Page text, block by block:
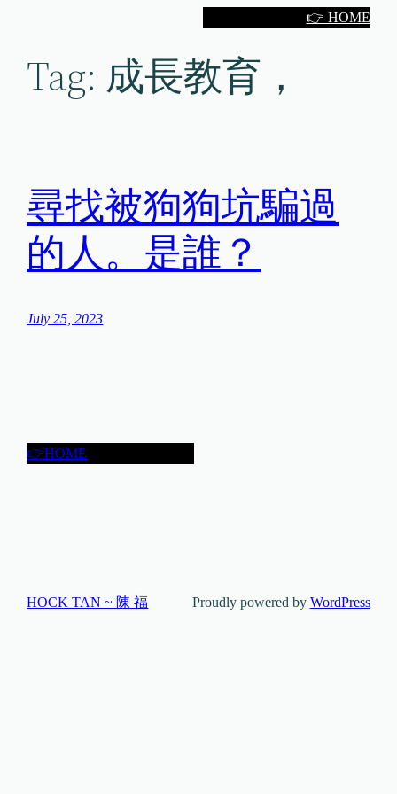
👉 HOME
Tag: 成長教育，
尋找被狗狗坑騙過
的人。是誰？
July 25, 2023
👉HOME
HOCK TAN ~ 陳 福 Proudly powered by WordPress